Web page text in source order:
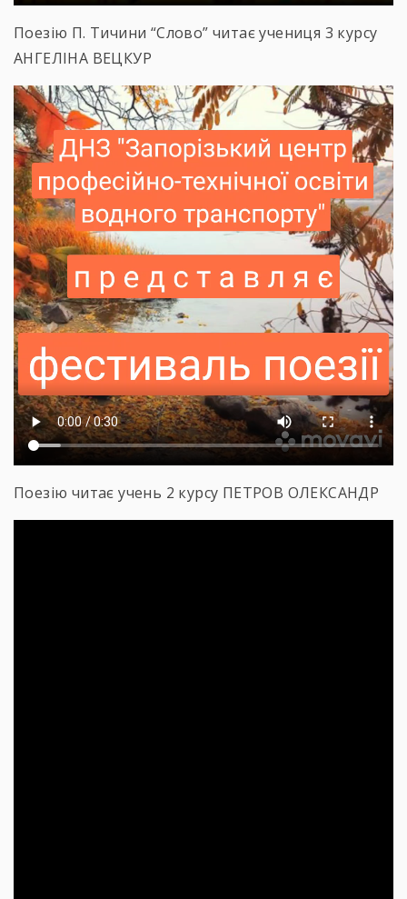
Поезію П. Тичини “Слово” читає учениця 3 курсу
АНГЕЛІНА ВЕЦКУР
Поезію читає учень 2 курсу ПЕТРОВ ОЛЕКСАНДР